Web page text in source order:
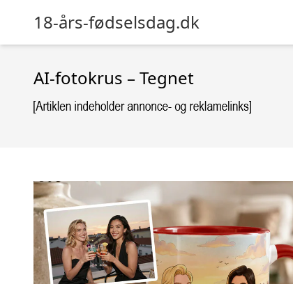
18-års-fødselsdag.dk
AI-fotokrus – Tegnet